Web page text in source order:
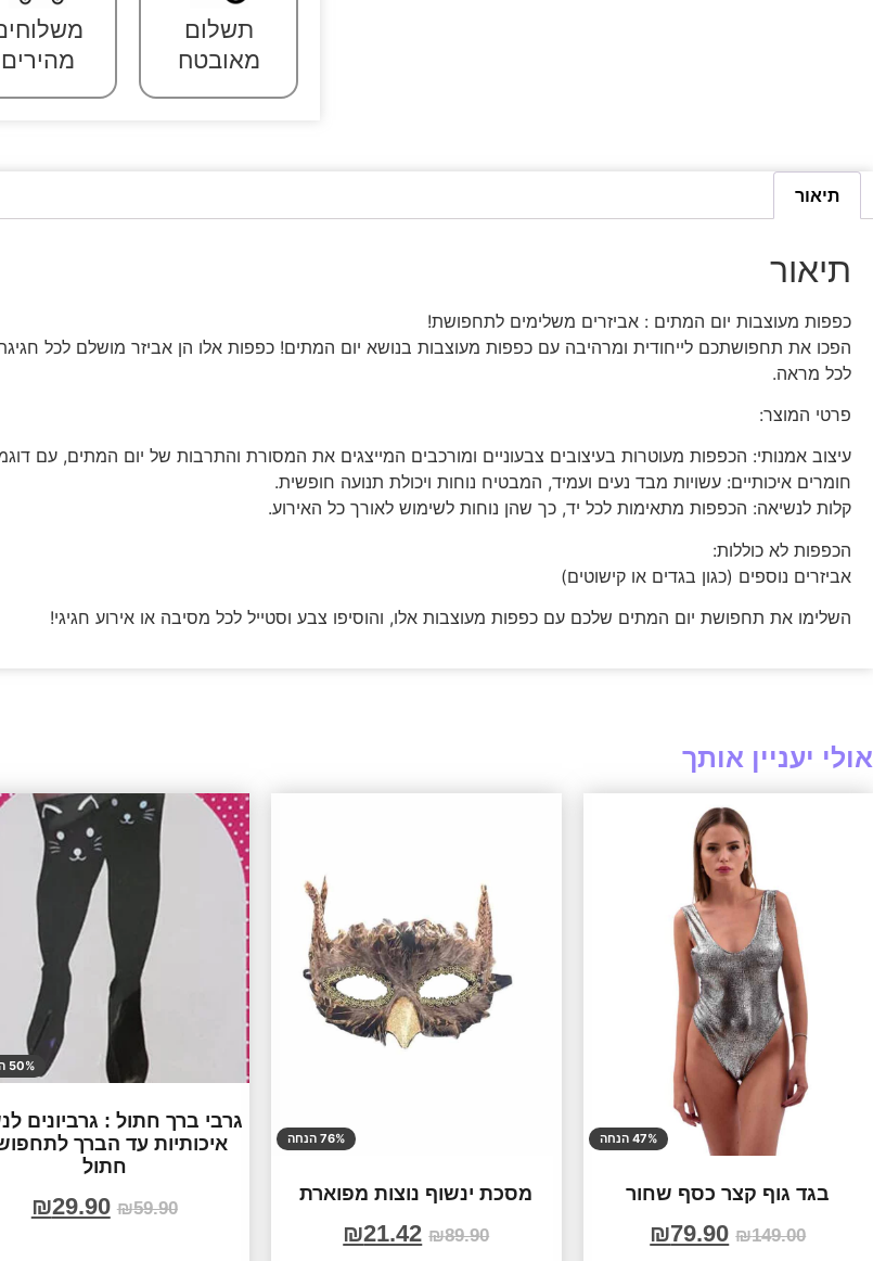
תשלום
מאובטח
מהירים
תיאור
תיאור
כפפות מעוצבות יום המתים : אביזרים משלימים לתחפושת!
הפכו את תחפושתכם לייחודית ומרהיבה עם כפפות מעוצבות בנושא יום המתים! כפפות אלו הן אביזר מושלם לכל חגיגת
לכל מראה.
פרטי המוצר:
עיצוב אמנותי: הכפפות מעוטרות בעיצובים צבעוניים ומורכבים המייצגים את המסורת והתרבות של יום המתים, עם
חומרים איכותיים: עשויות מבד נעים ועמיד, המבטיח נוחות ויכולת תנועה חופשית.
קלות לנשיאה: הכפפות מתאימות לכל יד, כך שהן נוחות לשימוש לאורך כל האירוע.
הכפפות לא כוללות:
אביזרים נוספים (כגון בגדים או קישוטים)
השלימו את תחפושת יום המתים שלכם עם כפפות מעוצבות אלו, והוסיפו צבע וסטייל לכל מסיבה או אירוע חגיגי!
אולי יעניין אותך
47% הנחה
בגד גוף קצר כסף שחור
₪149.00
₪79.90
76% הנחה
מסכת ינשוף נוצות מפוארת
₪89.90
₪21.42
50% הנחה
גרבי ברך חתול : גרביונים
איכותיות עד הברך
חתול
₪59.90
₪29.90